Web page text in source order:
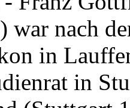
war nach
in
in